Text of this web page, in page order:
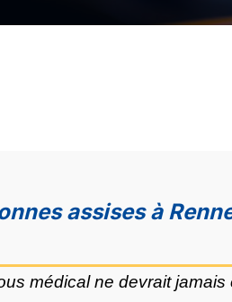
assises à
médical ne devrait